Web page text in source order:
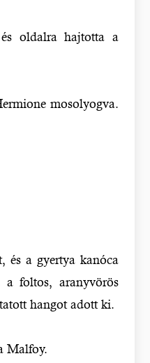
oldalra hajtotta a
mosolyogva.
és a gyertya kanóca
a foltos, aranyvörös
hangot adott ki.
Malfoy.